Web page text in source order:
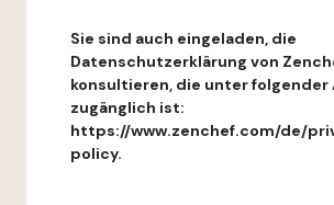
Sie sind auch eingeladen, die
Datenschutzerklärung von
konsultieren, die unter folgender
zugänglich ist:
https://www.zenchef.com/de/
policy.